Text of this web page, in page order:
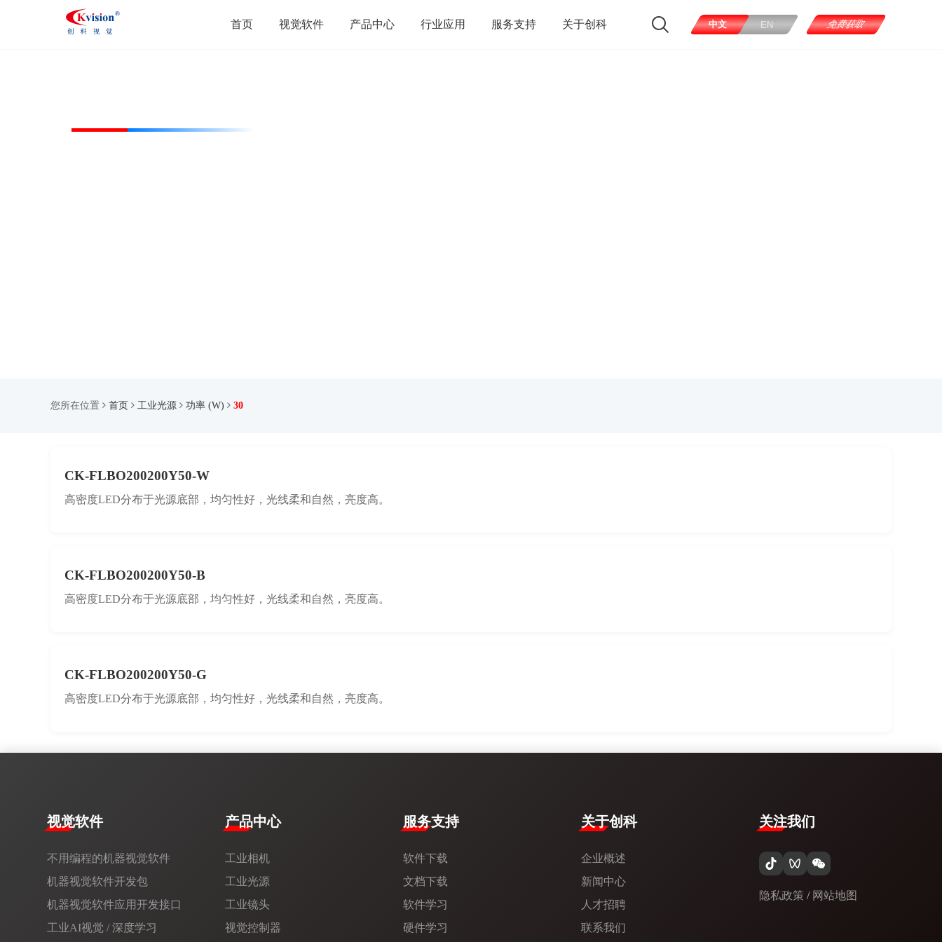
首页 视觉软件 产品中心 行业应用 服务支持 关于创科 中文 EN 免费获取
您所在位置 首页 工业光源 功率 (W) 30
CK-FLBO200200Y50-W
高密度LED分布于光源底部，均匀性好，光线柔和自然，亮度高。
CK-FLBO200200Y50-B
高密度LED分布于光源底部，均匀性好，光线柔和自然，亮度高。
CK-FLBO200200Y50-G
高密度LED分布于光源底部，均匀性好，光线柔和自然，亮度高。
视觉软件
不用编程的机器视觉软件
机器视觉软件开发包
机器视觉软件应用开发接口
工业AI视觉 / 深度学习
产品中心
工业相机
工业光源
工业镜头
视觉控制器
服务支持
软件下载
文档下载
软件学习
硬件学习
​关于创科​
企业概述
新闻中心​
人才招聘
联系我们
关注我们
隐私政策 / 网站地图